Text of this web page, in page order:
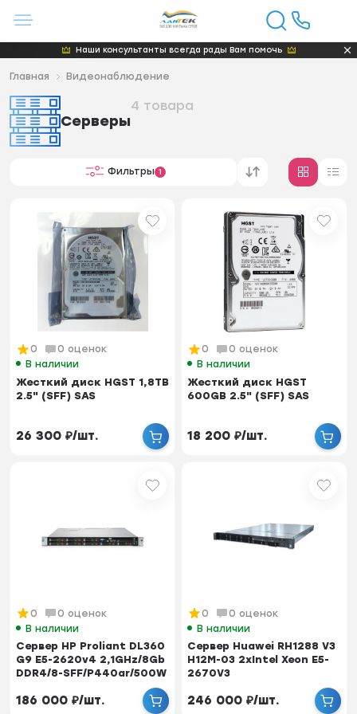
Наши консультанты всегда рады Вам помочь
Главная Видеонаблюдение
Серверы
4 товара
Фильтры 1
0
0 оценок
В наличии
Жесткий диск HGST 1,8TB
2.5" (SFF) SAS
26 300 ₽/шт.
0
0 оценок
В наличии
Жесткий диск HGST
600GB 2.5" (SFF) SAS
18 200 ₽/шт.
0
0 оценок
В наличии
Сервер HP Proliant DL360
G9 E5-2620v4 2,1GHz/8Gb
DDR4/8-SFF/P440ar/500W
186 000 ₽/шт.
0
0 оценок
В наличии
Сервер Huawei RH1288 V3
H12M-03 2xIntel Xeon E5-
2670V3
(2,3Ghz/12C/30Mb), 16G...
246 000 ₽/шт.